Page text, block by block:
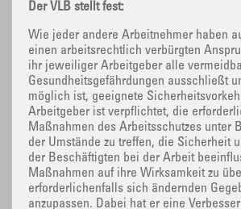
Der VLB stellt fest:
Wie jeder andere Arbeitnehmer haben
einen arbeitsrechtlich verbürgten
ihr jeweiliger Arbeitgeber alle
Gesundheitsgefährdungen ausschließt
möglich ist, geeignete
Arbeitgeber ist verpflichtet, die
Maßnahmen des Arbeitsschutzes unter
der Umstände zu treffen, die Sicherheit
der Beschäftigten bei der Arbeit
Maßnahmen auf ihre Wirksamkeit zu
erforderlichenfalls sich ändernden
anzupassen. Dabei hat er eine